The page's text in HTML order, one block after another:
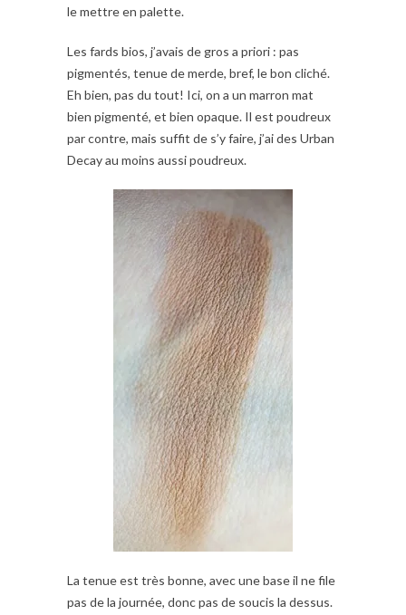
le mettre en palette.
Les fards bios, j’avais de gros a priori : pas
pigmentés, tenue de merde, bref, le bon cliché.
Eh bien, pas du tout! Ici, on a un marron mat
bien pigmenté, et bien opaque. Il est poudreux
par contre, mais suffit de s’y faire, j’ai des Urban
Decay au moins aussi poudreux.
La tenue est très bonne, avec une base il ne file
pas de la journée, donc pas de soucis la dessus.